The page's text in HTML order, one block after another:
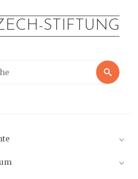
STIFTUNG
Suche
Suche